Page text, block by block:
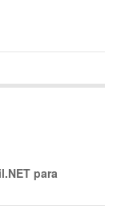
para